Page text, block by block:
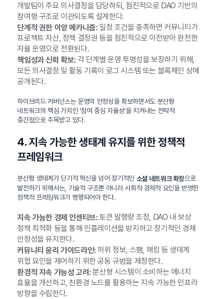
개발팀이 주요 의사결정을 담당하되, 점진적으로 DAO 기반의
참여형 구조로 이관되도록 설계한다.
단계적 권한 이양 메카니즘:일정 조건을 충족하면 커뮤니티가
프로젝트 자산, 정책 결정권 등을 점진적으로 이전받아 완전한
자율 운영으로 전환된다.
책임성과 신뢰 확보:각 단계별 운영 투명성을 보장하기 위해,
모든 의사결정 및 활동 기록이 로그 시스템 또는 블록체인 상에
공개된다.
하이브리드 거버넌스는 운영의 안정성을 확보하면서도 분산형
네트워크의 핵심 가치인 ‘참여 중심 자율성’을 지켜내는 전략적
중간점으로 주목받고 있다.
4. 지속 가능한 생태계 유지를 위한 정책적
프레임워크
분산형 생태계가 단기적 혁신을 넘어 장기적인 소셜 네트워크 확장으로
발전하기 위해서는, 기술적 구조뿐 아니라 사회적·경제적 요인을 반영한
정책적 프레임워크가 병행되어야 한다.
지속 가능한 경제 인센티브:토큰 발행량 조정, DAO 내 보상
정책 최적화 등을 통해 인플레이션을 방지하고 장기적인 경제
안정성을 유지한다.
커뮤니티 윤리 가이드라인:허위 정보, 스팸, 해킹 등 생태계
위협 요인을 제어하기 위한 공동 규범을 제정한다.
환경적 지속 가능성 고려:분산형 시스템이 소비하는 에너지
효율을 개선하고, 친환경 노드를 활용하는 지속 가능한 인프라
방향을 수립한다.